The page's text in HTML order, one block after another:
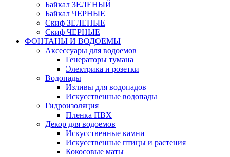
Байкал ЗЕЛЕНЫЙ
Байкал ЧЕРНЫЕ
Скиф ЗЕЛЕНЫЕ
Скиф ЧЕРНЫЕ
ФОНТАНЫ И ВОДОЕМЫ
Аксессуары для водоемов
Генераторы тумана
Электрика и розетки
Водопады
Изливы для водопадов
Искусственные водопады
Гидроизоляция
Пленка ПВХ
Декор для водоемов
Искусственные камни
Искусственные птицы и растения
Кокосовые маты